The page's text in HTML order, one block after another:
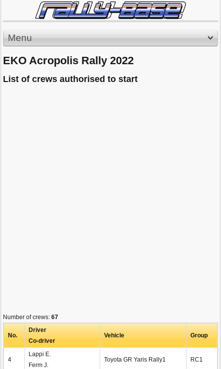
Menu
EKO Acropolis Rally 2022
List of crews authorised to start
Number of crews: 67
No.
Driver
Co-driver
Vehicle Group
4
Lappi E.
Ferm J.
Toyota GR Yaris Rally1 RC1